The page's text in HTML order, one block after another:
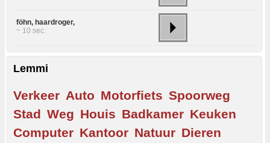
föhn, haardroger,
~ 10 sec.
Lemmi
Verkeer Auto Motorfiets Spoorweg
Stad Weg Houis Badkamer Keuken
Computer Kantoor Natuur Dieren